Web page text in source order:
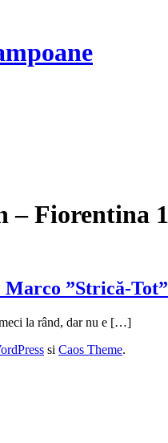
– Fiorentina
Marco ”Strică-
la rând, dar nu e […]
si Caos Theme.